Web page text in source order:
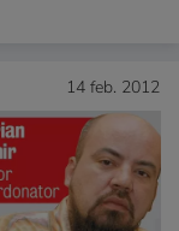
14 feb. 2012